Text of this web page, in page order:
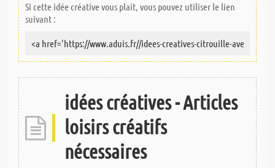
Si cette idée créative vous plait, vous pouvez utiliser le lien
suivant :
idées créatives - Articles
loisirs créatifs
nécessaires